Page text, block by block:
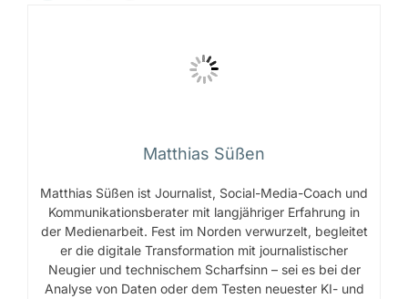
Matthias Süßen
Matthias Süßen ist Journalist, Social-Media-Coach und
Kommunikationsberater mit langjähriger Erfahrung in
der Medienarbeit. Fest im Norden verwurzelt, begleitet
er die digitale Transformation mit journalistischer
Neugier und technischem Scharfsinn – sei es bei der
Analyse von Daten oder dem Testen neuester KI- und